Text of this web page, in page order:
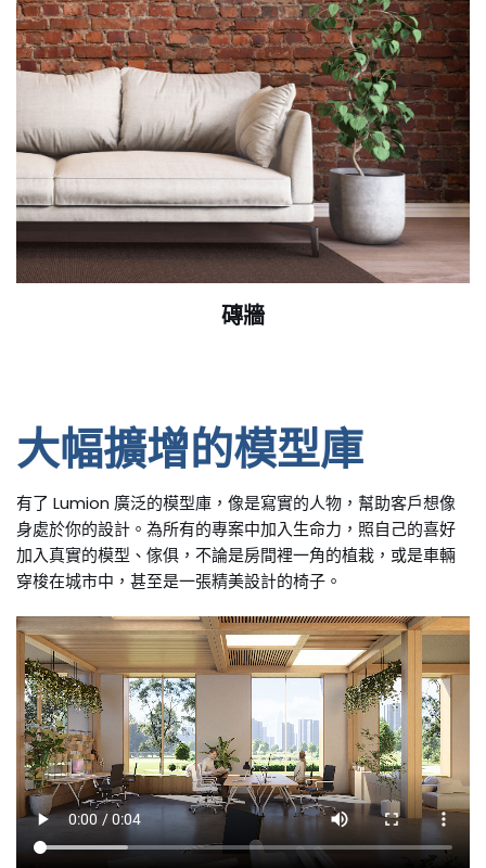
磚牆
大幅擴增的模型庫
有了 Lumion 廣泛的模型庫，像是寫實的人物，幫助客戶想像
身處於你的設計。為所有的專案中加入生命力，照自己的喜好
加入真實的模型、傢俱，不論是房間裡一角的植栽，或是車輛
穿梭在城市中，甚至是一張精美設計的椅子。